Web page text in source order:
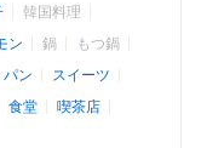
韓国料理
ン 鍋
もつ鍋
パン
スイーツ
食堂
喫茶店